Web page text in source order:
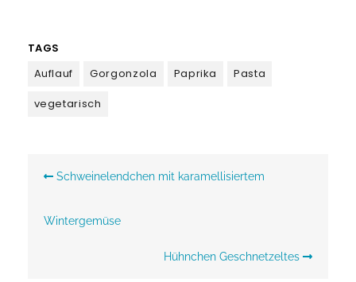
TAGS
Auflauf
Gorgonzola Paprika
Pasta
vegetarisch
Schweinelendchen mit karamellisiertem
Wintergemüse
Hühnchen Geschnetzeltes